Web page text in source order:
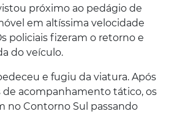
próximo ao pedágio de
em altíssima velocidade
policiais fizeram o retorno e
do veículo.
e fugiu da viatura. Após
acompanhamento tático, os
no Contorno Sul passando